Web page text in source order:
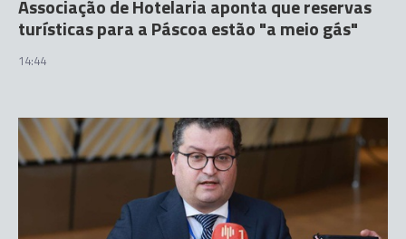
Associação de Hotelaria aponta que reservas
turísticas para a Páscoa estão "a meio gás"
14:44